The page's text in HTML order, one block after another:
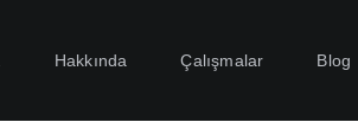
Hakkında Çalışmalar Blog